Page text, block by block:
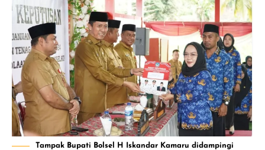
Tampak Bupati Bolsel H Iskandar Kamaru didampingi